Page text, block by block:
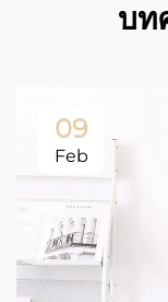
บท
09
Feb